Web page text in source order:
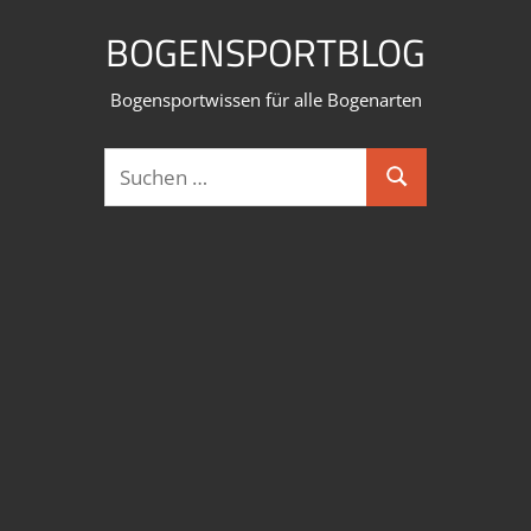
BOGENSPORTBLOG
Bogensportwissen für alle Bogenarten
Suchen
nach:
Suchen